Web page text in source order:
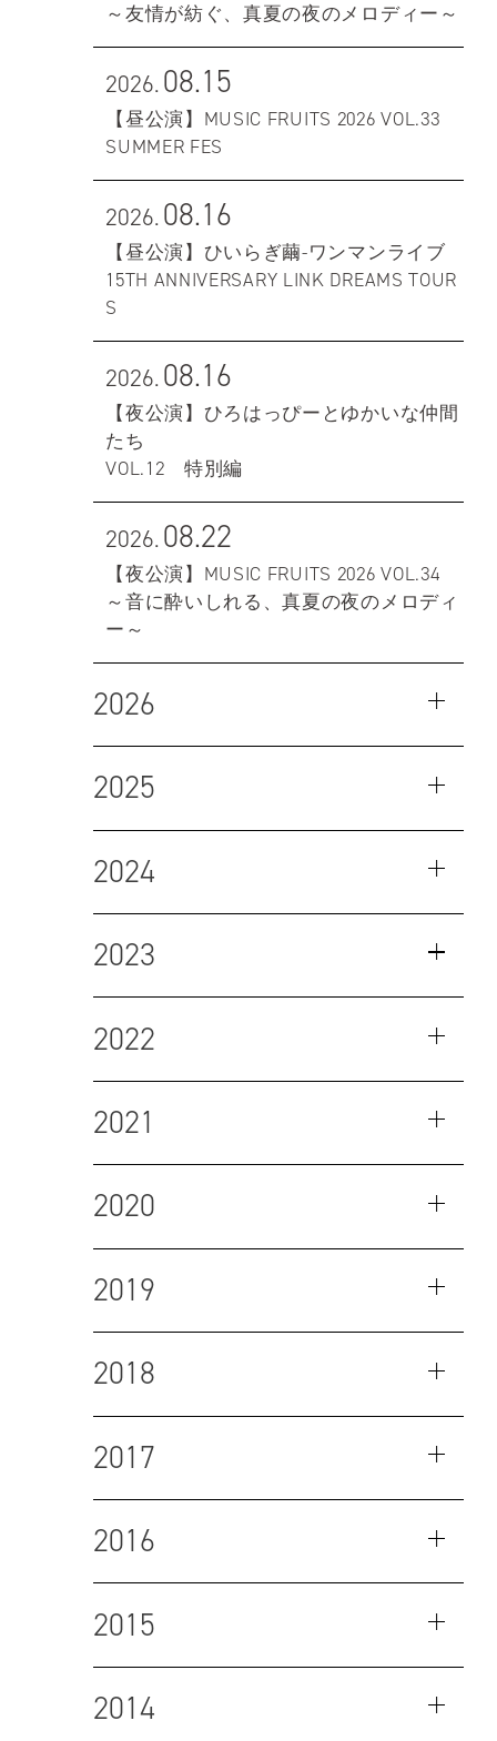
～友情が紡ぐ、真夏の夜のメロディー～
2026.08.15
【昼公演】MUSIC FRUITS 2026 VOL.33
SUMMER FES
2026.08.16
【昼公演】ひいらぎ繭-ワンマンライブ
15TH ANNIVERSARY LINK DREAMS TOUR
S
2026.08.16
【夜公演】ひろはっぴーとゆかいな仲間
たち
VOL.12 特別編
2026.08.22
【夜公演】MUSIC FRUITS 2026 VOL.34
～音に酔いしれる、真夏の夜のメロディ
ー～
2026
2025
2024
2023
2022
2021
2020
2019
2018
2017
2016
2015
2014